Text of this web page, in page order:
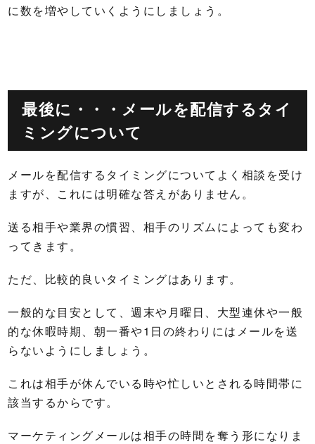
に数を増やしていくようにしましょう。
最後に・・・メールを配信するタイ
ミングについて
メールを配信するタイミングについてよく相談を受け
ますが、これには明確な答えがありません。
送る相手や業界の慣習、相手のリズムによっても変わ
ってきます。
ただ、比較的良いタイミングはあります。
一般的な目安として、週末や月曜日、大型連休や一般
的な休暇時期、朝一番や1日の終わりにはメールを送
らないようにしましょう。
これは相手が休んでいる時や忙しいとされる時間帯に
該当するからです。
マーケティングメールは相手の時間を奪う形になりま